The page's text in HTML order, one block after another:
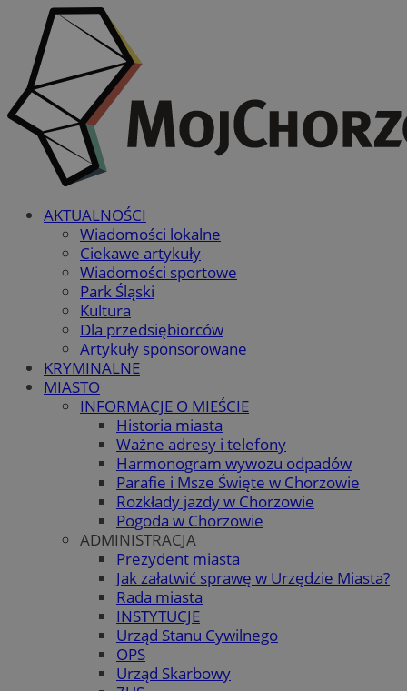
AKTUALNOŚCI
Wiadomości lokalne
Ciekawe artykuły
Wiadomości sportowe
Park Śląski
Kultura
Dla przedsiębiorców
Artykuły sponsorowane
KRYMINALNE
MIASTO
INFORMACJE O MIEŚCIE
Historia miasta
Ważne adresy i telefony
Harmonogram wywozu odpadów
Parafie i Msze Święte w Chorzowie
Rozkłady jazdy w Chorzowie
Pogoda w Chorzowie
ADMINISTRACJA
Prezydent miasta
Jak załatwić sprawę w Urzędzie Miasta?
Rada miasta
INSTYTUCJE
Urząd Stanu Cywilnego
OPS
Urząd Skarbowy